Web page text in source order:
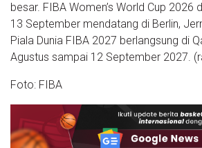
besar. FIBA Women’s World Cup 2026
13 September mendatang di Berlin,
Piala Dunia FIBA 2027 berlangsung di
Agustus sampai 12 September 2027.
Foto: FIBA